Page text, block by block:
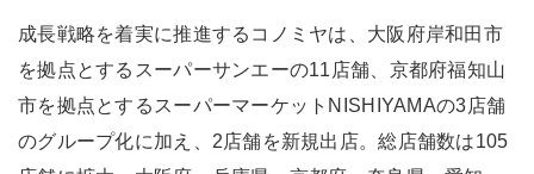
成長戦略を着実に推進するコノミヤは、大阪府岸和田市
を拠点とするスーパーサンエーの11店舗、京都府福知山
市を拠点とするスーパーマーケットNISHIYAMAの3店舗
のグループ化に加え、2店舗を新規出店。総店舗数は105